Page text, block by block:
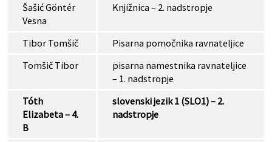
Šašić Göntér
Vesna
Knjižnica – 2. nadstropje
Tibor Tomšič
Pisarna pomočnika ravnateljice
Tomšič Tibor
pisarna namestnika ravnateljice
– 1. nadstropje
Tóth
Elizabeta – 4.
B
slovenski jezik 1 (SLO1) – 2.
nadstropje